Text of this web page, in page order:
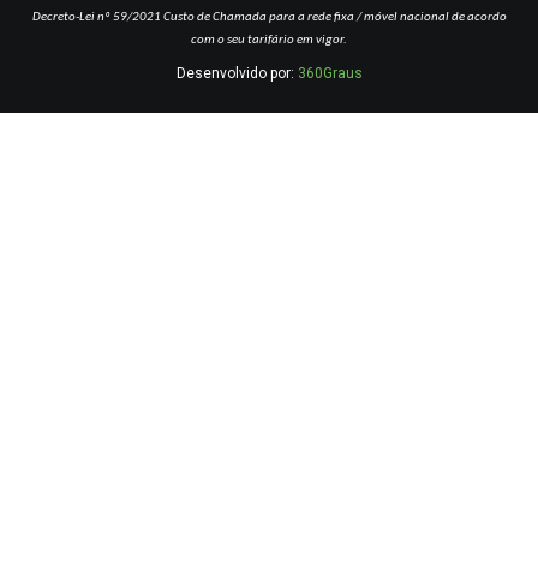
Decreto-Lei nº 59/2021 Custo de Chamada para a rede fixa / móvel nacional de acordo
com o seu tarifário em vigor.
Desenvolvido por: 360Graus